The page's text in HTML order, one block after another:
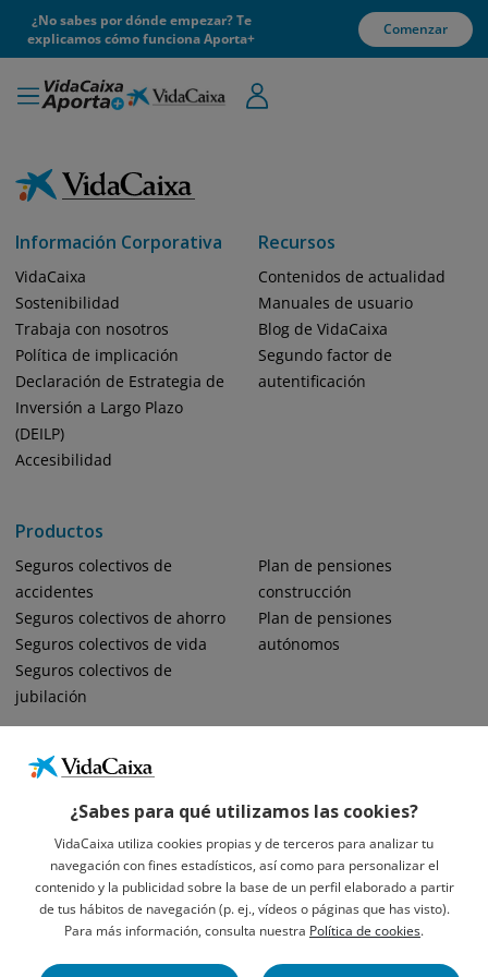
¿Sabes para qué utilizamos las cookies?
VidaCaixa utiliza cookies propias y de terceros para analizar tu
navegación con fines estadísticos, así como para personalizar el
contenido y la publicidad sobre la base de un perfil elaborado a partir
de tus hábitos de navegación (p. ej., vídeos o páginas que has visto).
Para más información, consulta nuestra Política de cookies.
¿No sabes por dónde empezar? Te
explicamos cómo funciona Aporta+
Comenzar
Información Corporativa
VidaCaixa
Sostenibilidad
Trabaja con nosotros
Política de implicación
Declaración de Estrategia de
Inversión a Largo Plazo
(DEILP)
Accesibilidad
Productos
Seguros colectivos de
accidentes
Seguros colectivos de ahorro
Seguros colectivos de vida
Seguros colectivos de
jubilación
Plan de pensiones
construcción
Plan de pensiones
autónomos
Recursos
Contenidos de actualidad
Manuales de usuario
Blog de VidaCaixa
Segundo factor de
autentificación
Informació Legal Sobre VidaCaixa, S.A.
Avís Legal
Privacidad